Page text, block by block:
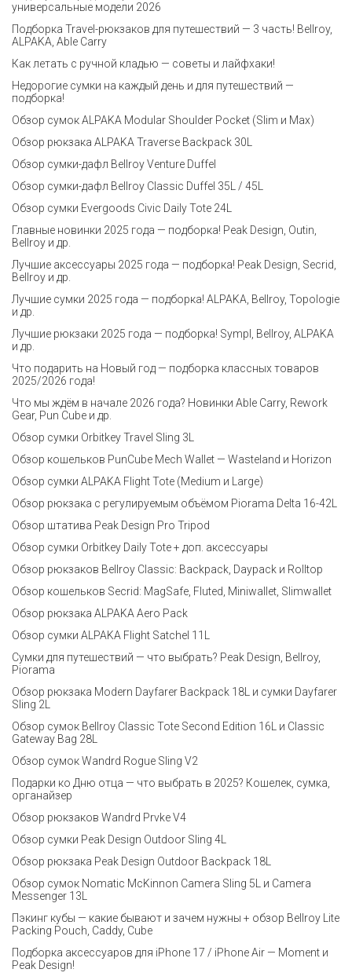
универсальные модели 2026
Подборка Travel-рюкзаков для путешествий — 3 часть! Bellroy,
ALPAKA, Able Carry
Как летать с ручной кладью — советы и лайфхаки!
Недорогие сумки на каждый день и для путешествий —
подборка!
Обзор сумок ALPAKA Modular Shoulder Pocket (Slim и Max)
Обзор рюкзака ALPAKA Traverse Backpack 30L
Обзор сумки-дафл Bellroy Venture Duffel
Обзор сумки-дафл Bellroy Classic Duffel 35L / 45L
Обзор сумки Evergoods Civic Daily Tote 24L
Главные новинки 2025 года — подборка! Peak Design, Outin,
Bellroy и др.
Лучшие аксессуары 2025 года — подборка! Peak Design, Secrid,
Bellroy и др.
Лучшие сумки 2025 года — подборка! ALPAKA, Bellroy, Topologie
и др.
Лучшие рюкзаки 2025 года — подборка! Sympl, Bellroy, ALPAKA
и др.
Что подарить на Новый год — подборка классных товаров
2025/2026 года!
Что мы ждём в начале 2026 года? Новинки Able Carry, Rework
Gear, Pun Cube и др.
Обзор сумки Orbitkey Travel Sling 3L
Обзор кошельков PunCube Mech Wallet — Wasteland и Horizon
Обзор сумки ALPAKA Flight Tote (Medium и Large)
Обзор рюкзака с регулируемым объёмом Piorama Delta 16-42L
Обзор штатива Peak Design Pro Tripod
Обзор сумки Orbitkey Daily Tote + доп. аксессуары
Обзор рюкзаков Bellroy Classic: Backpack, Daypack и Rolltop
Обзор кошельков Secrid: MagSafe, Fluted, Miniwallet, Slimwallet
Обзор рюкзака ALPAKA Aero Pack
Обзор сумки ALPAKA Flight Satchel 11L
Сумки для путешествий — что выбрать? Peak Design, Bellroy,
Piorama
Обзор рюкзака Modern Dayfarer Backpack 18L и сумки Dayfarer
Sling 2L
Обзор сумок Bellroy Classic Tote Second Edition 16L и Classic
Gateway Bag 28L
Обзор сумок Wandrd Rogue Sling V2
Подарки ко Дню отца — что выбрать в 2025? Кошелек, сумка,
органайзер
Обзор рюкзаков Wandrd Prvke V4
Обзор сумки Peak Design Outdoor Sling 4L
Обзор рюкзака Peak Design Outdoor Backpack 18L
Обзор сумок Nomatic McKinnon Camera Sling 5L и Camera
Messenger 13L
Пэкинг кубы — какие бывают и зачем нужны + обзор Bellroy Lite
Packing Pouch, Caddy, Cube
Подборка аксессуаров для iPhone 17 / iPhone Air — Moment и
Peak Design!